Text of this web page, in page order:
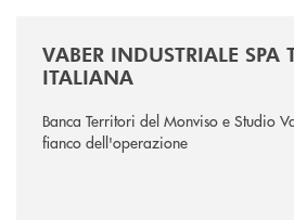
VABER INDUSTRIALE SPA
ITALIANA
Banca Territori del Monviso e Studio
fianco dell'operazione